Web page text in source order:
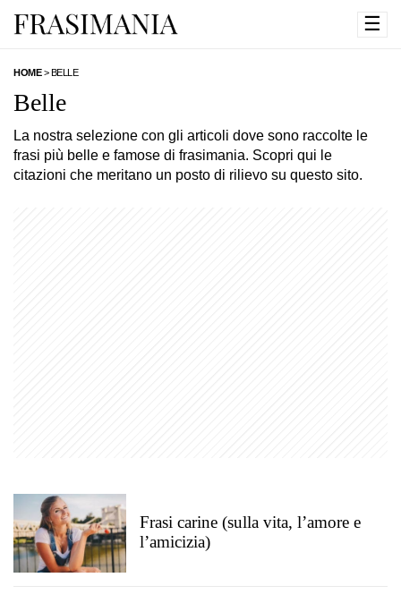
☰
HOME>BELLE
Belle
La nostra selezione con gli articoli dove sono raccolte le
frasi più belle e famose di frasimania. Scopri qui le
citazioni che meritano un posto di rilievo su questo sito.
Frasi carine (sulla vita, l’amore e
l’amicizia)